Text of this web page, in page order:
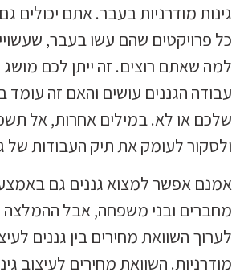
גינות מודרניות בעבר. אתם יכולים
כל פרויקטים שהם עשו בעבר,
למה שאתם רוצים. זה ייתן לכם מושג
עבודה הגננים עושים והאם זה
שלכם או לא. במילים אחרות, אל
ולסקור לעומק את תיק העבודות של
אמנם אפשר למצוא גננים גם
מחברים ובני משפחה, אבל ההמלצה
לערוך השוואת מחירים בין גננים
מודרניות. השוואת מחירים לעיצוב